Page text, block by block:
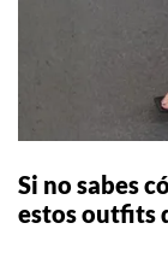
Si no sabes
estos outfits